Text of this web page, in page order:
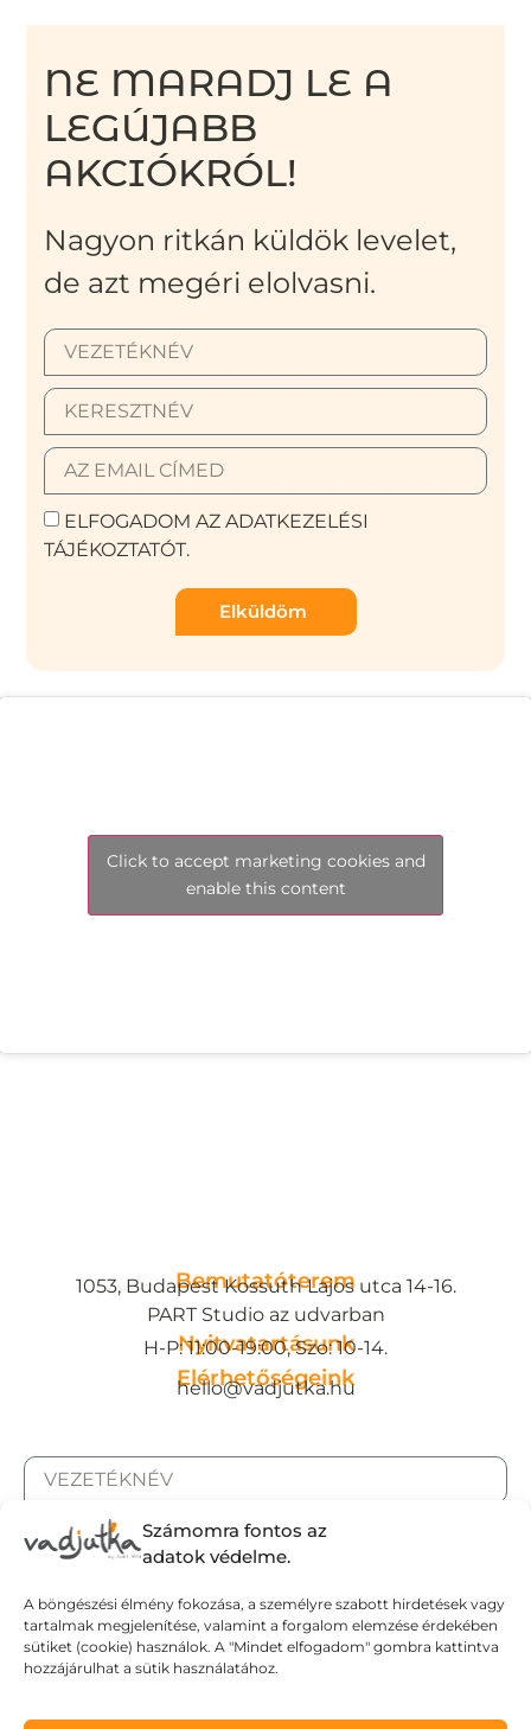
Számomra fontos az
adatok védelme.
A böngészési élmény fokozása, a személyre szabott hirdetések vagy
tartalmak megjelenítése, valamint a forgalom elemzése érdekében
sütiket (cookie) használok. A "Mindet elfogadom" gombra kattintva
hozzájárulhat a sütik használatához.
NE MARADJ LE A
LEGÚJABB
AKCIÓKRÓL!
Nagyon ritkán küldök levelet,
de azt megéri elolvasni.
ELFOGADOM AZ ADATKEZELÉSI
TÁJÉKOZTATÓT.
Elküldöm
Click to accept marketing cookies and
enable this content
Bemutatóterem
1053, Budapest Kossuth Lajos utca 14-16.
PART Studio az udvarban
Nyitvatartásunk
H-P: 11:00-19:00, Szo: 10-14.
Elérhetőségeink
hello@vadjutka.hu